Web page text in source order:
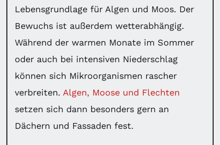
Lebensgrundlage für Algen und Moos. Der
Bewuchs ist außerdem wetterabhängig.
Während der warmen Monate im Sommer
oder auch bei intensiven Niederschlag
können sich Mikroorganismen rascher
verbreiten. Algen, Moose und Flechten
setzen sich dann besonders gern an
Dächern und Fassaden fest.